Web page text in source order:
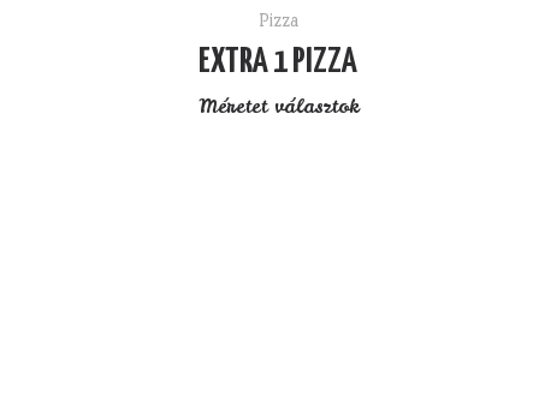
Pizza
EXTRA 1 PIZZA
Méretet választok